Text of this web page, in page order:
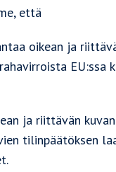
että
oikean ja
ja riittävän
tilinpäätöksen